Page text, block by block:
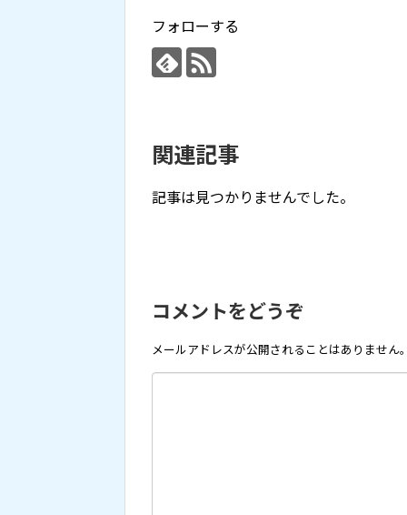
フォローする
関連記事
記事は見つかりませんでした。
コメントをどうぞ
メールアドレスが公開されることはありません